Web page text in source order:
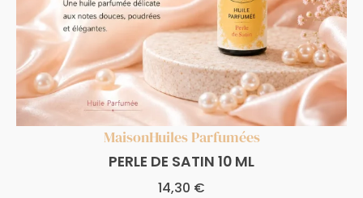
MaisonHuiles Parfumées
PERLE DE SATIN 10 ML
14,30 €